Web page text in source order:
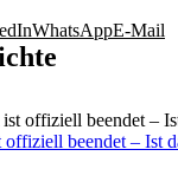
WhatsAppE-Mail
beendet – Ist